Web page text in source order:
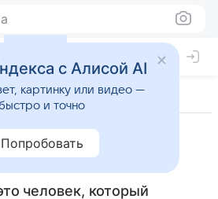
Социальные науки
человек, который
с Алисой AI
картинку или видео —
и точно
Попробовать